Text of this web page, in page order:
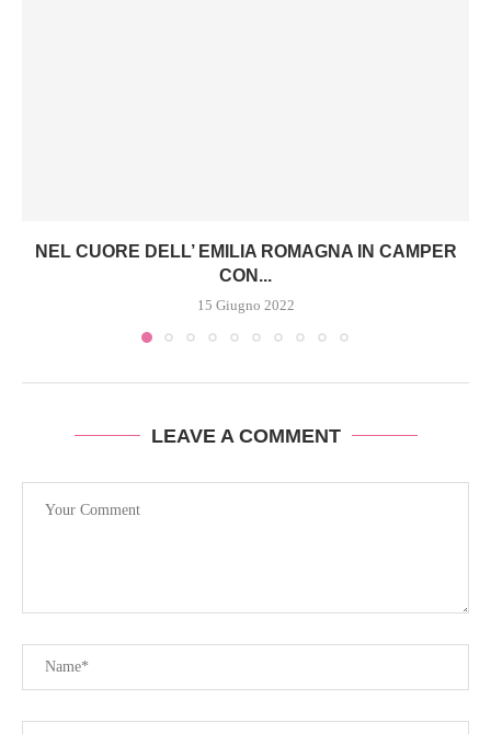
NEL CUORE DELL’ EMILIA ROMAGNA IN CAMPER
CON...
15 Giugno 2022
LEAVE A COMMENT